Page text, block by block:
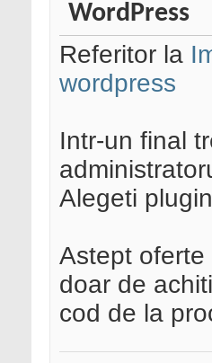
WordPress
Referitor la
wordpress
Intr-un final
Alegeti
Astept
doar de
cod de la